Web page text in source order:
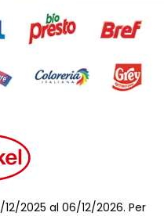
2025 al 06/12/2026. Per